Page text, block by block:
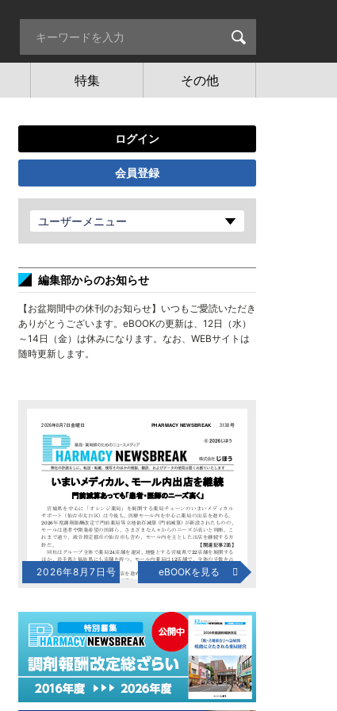
特集 その他
ログイン
会員登録
ユーザーメニュー
編集部からのお知らせ
【お盆期間中の休刊のお知らせ】いつもご愛読いただき
ありがとうございます。eBOOKの更新は、12日（水）
～14日（金）は休みになります。なお、WEBサイトは
随時更新します。
2026年8月7日号 eBOOKを見る